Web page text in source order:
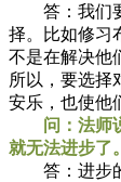
答：我们要
择。比如修习
不是在解决他
所以，要选择
安乐，也使他
问：法师
就无法进步了。
答：进步的